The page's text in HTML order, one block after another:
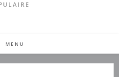
MENU